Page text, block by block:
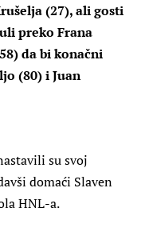
(27), ali gosti
preko Frana
da bi konačni
(80) i Juan
su svoj
domaći Slaven
HNL-a.